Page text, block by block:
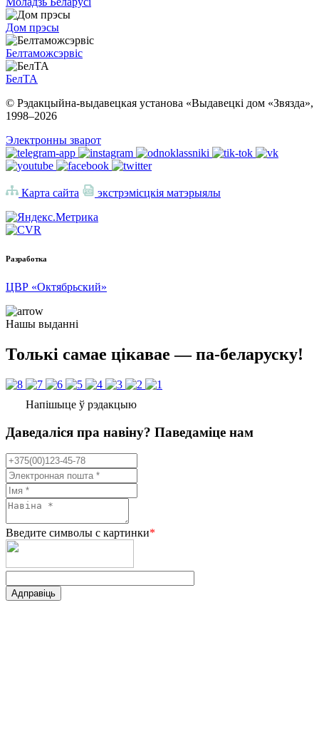
Дом прэсы
Белтаможсэрвіс
БелТА
© Рэдакцыйна-выдавецкая установа «Выдавецкі дом «Звязда»,
1998–2026
Электронны зварот
Карта сайта экстрэмісцкія матэрыялы
Разработка
ЦВР «Октябрьский»
Нашы выданні
Толькі самае цікавае — па-беларуску!
Напішыце ў рэдакцыю
Даведаліся пра навіну? Паведаміце нам
Введите символы с картинки*
Адправіць